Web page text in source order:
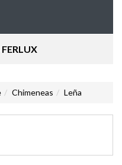
Chimeneas Leña